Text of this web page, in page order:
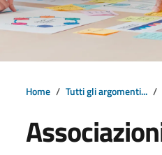
Home Tutti gli argomenti...